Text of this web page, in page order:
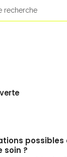
possibles
soin ?